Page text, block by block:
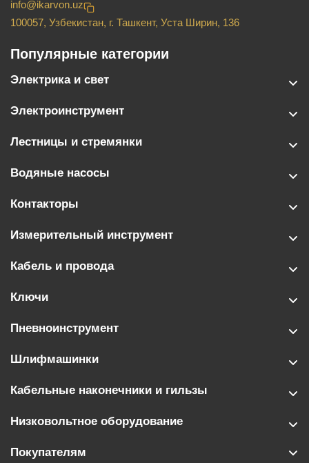
info@ikarvon.uz
100057, Узбекистан, г. Ташкент, Уста Ширин, 136
Популярные категории
Электрика и свет
Электроинструмент
Лестницы и стремянки
Водяные насосы
Контакторы
Измерительный инструмент
Кабель и провода
Ключи
Пневноинструмент
Шлифмашинки
Кабельные наконечники и гильзы
Низковольтное оборудование
Покупателям